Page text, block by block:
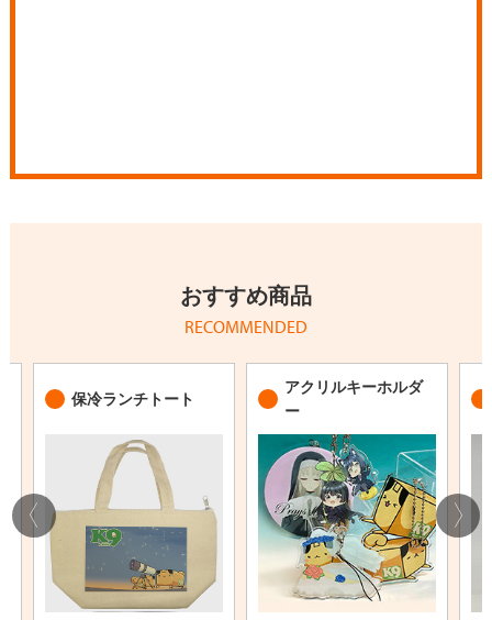
おすすめ商品
RECOMMENDED
保冷ランチトート
アクリルキーホルダ
ー